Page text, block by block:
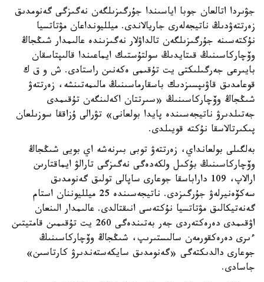
جۋىردا اتالعان جوبا اياسىندا جۇرگىزىلگەن نەگىزگى گەنومدىق
زەرتتەۋدىڭ ناتيجەلەرى جاريالاندى. ميلليونداعان مۋتاتسيا
نۇكتەسىنە جۇرگىزىلگەن تالداۋلار نەگىزىندە عالىمدار شىڭجاڭ
وۆچاركاسىنىڭ قىتايدىڭ سولتۇستىك ايماعىندا قالىپتاسقان
بايىرعى جەرگىلىكتى يت تۇقىمى ەكەنىن راستادى. ش و ق ك
قوعامدىق قاۋىپسىزدىك باسقارماسىنىڭ مالىمەتىنشە، زەرتتەۋ
شىڭجاڭ وۆچاركاسىنىڭ «سىرتتان اكەلىنگەن تۇقىمدى
جەتىلدىرۋ ناتيجەسىندە پايدا بولعانى» تۋرالى ۇزاققا سوزىلعان
پىكىرتالاسقا نۇكتە قويىلدى.
بەلگىلى بولعانداي، زەرتتەۋ توبى بىرنەشە اي بويى شىڭجاڭ
وۆچاركاسىنىڭ بۇكىل ولكەدەگى نەگىزگى تارالۋ ايماقتارىن
ارالاپ، 109 داراباسقا جوعارى ساپالى تولىق گەنومدىق
سەكۆەنيرلەۋ جۇرگىزدى. ناتيجەسىندە 25 ميلليوننان استام
گەنەتيكالىق مۋتاتسيا نۇكتەسى انىقتالدى. عالىمدار الىنعان
اۋقىمدى دەرەكتەردى جەر بەتىندەگى 260 يت تۇقىمىن قامتيتىن
ءىرى دەرەكقورمەن سالىستىرىپ، شىڭجاڭ وۆچاركاسىنىڭ
جوعارى دالدىكتەگى «گەنومدىق سايكەستەندىرۋ كارتاسىن»
جاسادى.